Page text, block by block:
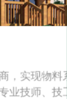
蚁剂，应
更好的水
，实现物料
业技师、
的木材，
选用专业
，设计融
鲜明、每
蚁剂，应
更好的水
商，实现
业技师、